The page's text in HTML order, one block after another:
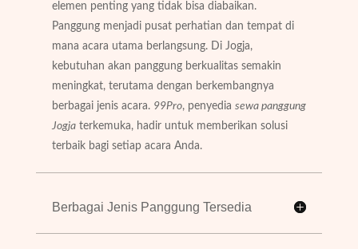
elemen penting yang tidak bisa diabaikan.
Panggung menjadi pusat perhatian dan tempat di
mana acara utama berlangsung. Di Jogja,
kebutuhan akan panggung berkualitas semakin
meningkat, terutama dengan berkembangnya
berbagai jenis acara. 99Pro, penyedia sewa panggung
Jogjaterkemuka, hadir untuk memberikan solusi
terbaik bagi setiap acara Anda.
Berbagai Jenis Panggung Tersedia